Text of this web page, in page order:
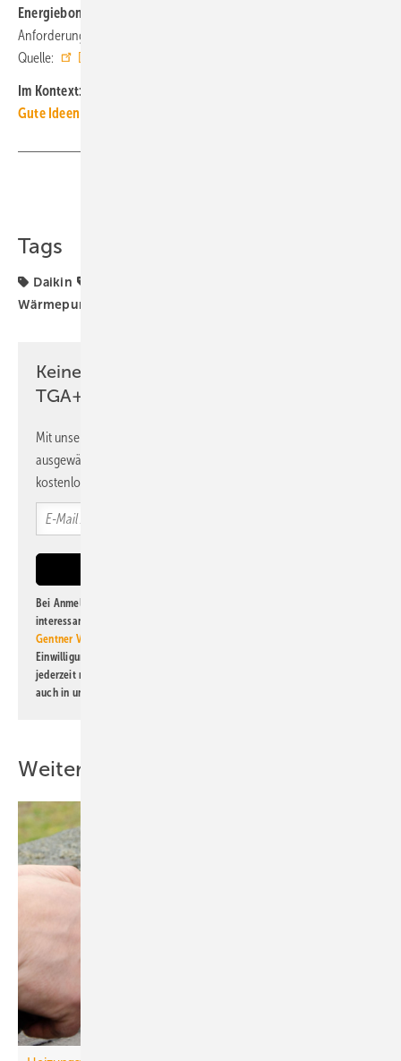
Energiebonus-Vergütung
Anforderungen erfüllt wurden. ■
Quelle:
Daikin
Im Kontext:
Gute Ideen für den Wärmepumpenhochlauf
Tags
Daikin
Wärmepumpe
Keine Zeit? Kein Problem mit dem
TGA+E Newsletter!
Mit unserem Newsletter erhalten Sie regelmäßig von uns
ausgewählte Informationen und Neuigkeiten, gebündelt und
kostenlos direkt ins Postfach.
Bei Anmeldung zu diesem Newsletter bin ich damit einverstanden, über
interessante Verlags- und Online-Angebote
Gentner Verlag GmbH & Co. KG
Einwilligung kann ich jederzeit widerrufen und eine Abmeldung ist
jederzeit möglich. Informationen zum Umgang mit Daten finden Sie
auch in unserer
Weitere Inhalte